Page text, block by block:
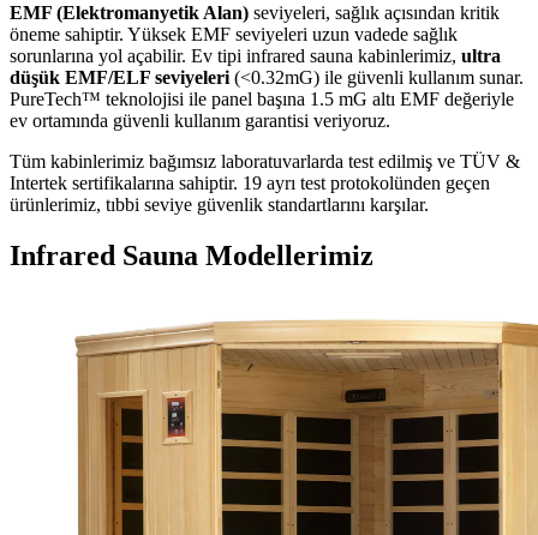
EMF (Elektromanyetik Alan) seviyeleri, sağlık açısından kritik
öneme sahiptir. Yüksek EMF seviyeleri uzun vadede sağlık
sorunlarına yol açabilir. Ev tipi infrared sauna kabinlerimiz, ultra
düşük EMF/ELF seviyeleri (<0.32mG) ile güvenli kullanım sunar.
PureTech™ teknolojisi ile panel başına 1.5 mG altı EMF değeriyle
ev ortamında güvenli kullanım garantisi veriyoruz.
Tüm kabinlerimiz bağımsız laboratuvarlarda test edilmiş ve TÜV &
Intertek sertifikalarına sahiptir. 19 ayrı test protokolünden geçen
ürünlerimiz, tıbbi seviye güvenlik standartlarını karşılar.
Infrared Sauna Modellerimiz